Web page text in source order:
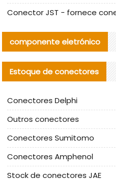
componente eletrónico
Estoque de conectores
Conectores Delphi
Outros conectores
Conectores Sumitomo
Conectores Amphenol
Stock de conectores JAE